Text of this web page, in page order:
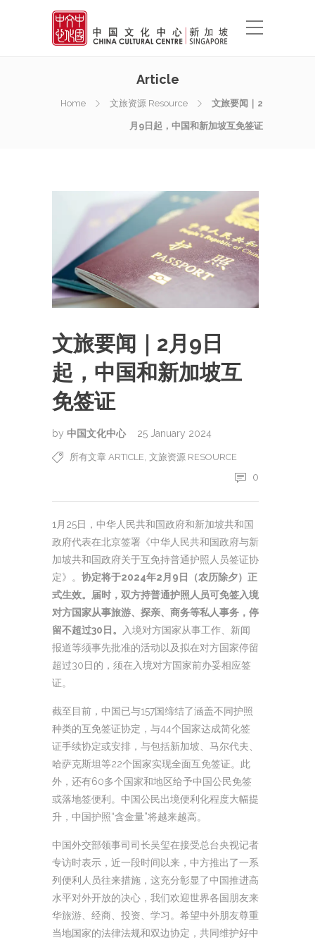
Article
Home 文旅资源 Resource 文旅要闻｜2
月9日起，中国和新加坡互免签证
文旅要闻｜2月9日
起，中国和新加坡互
免签证
by 中国文化中心 25 January 2024
所有文章 ARTICLE 文旅资源 RESOURCE
0
1月25日，中华人民共和国政府和新加坡共和国
政府代表在北京签署《中华人民共和国政府与新
加坡共和国政府关于互免持普通护照人员签证协
定》。 协定将于2024年2月9日（农历除夕）正
式生效。届时，双方持普通护照人员可免签入境
对方国家从事旅游、探亲、商务等私人事务，停
留不超过30日。
入境对方国家从事工作、新闻
报道等须事先批准的活动以及拟在对方国家停留
超过30日的，须在入境对方国家前办妥相应签
证。
截至目前，中国已与157国缔结了涵盖不同护照
种类的互免签证协定，与44个国家达成简化签
证手续协定或安排，与包括新加坡、马尔代夫、
哈萨克斯坦等22个国家实现全面互免签证。此
外，还有60多个国家和地区给予中国公民免签
或落地签便利。中国公民出境便利化程度大幅提
升，中国护照“含金量”将越来越高。
中国外交部领事司司长吴玺在接受总台央视记者
专访时表示，近一段时间以来，中方推出了一系
列便利人员往来措施，这充分彰显了中国推进高
水平对外开放的决心，我们欢迎世界各国朋友来
华旅游、经商、投资、学习。希望中外朋友尊重
当地国家的法律法规和双边协定，共同维护好中